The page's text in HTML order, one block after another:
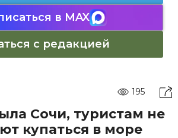
в MAX
с редакцией
195
Сочи, туристам не
купаться в море